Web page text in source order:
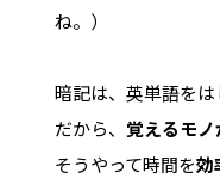
ね。）
暗記は、英単語をは
だから、 覚えるモ
そうやって時間を効